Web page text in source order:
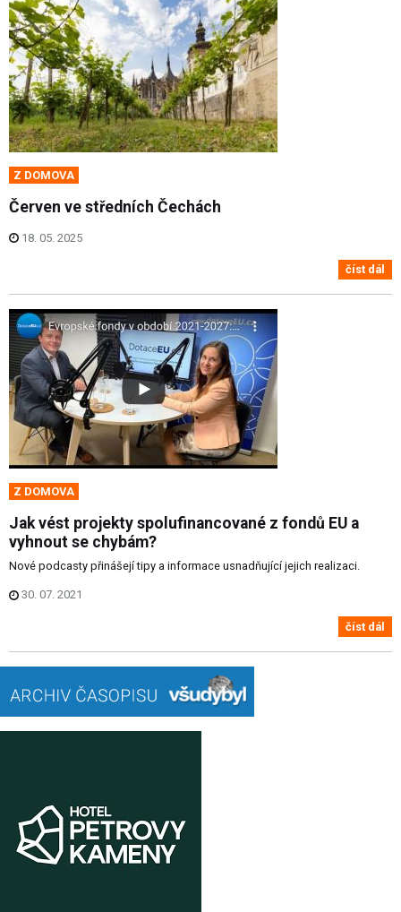
Z DOMOVA
Červen ve středních Čechách
18. 05. 2025
číst dál
Z DOMOVA
Jak vést projekty spolufinancované z fondů EU a
vyhnout se chybám?
Nové podcasty přinášejí tipy a informace usnadňující jejich realizaci.
30. 07. 2021
číst dál